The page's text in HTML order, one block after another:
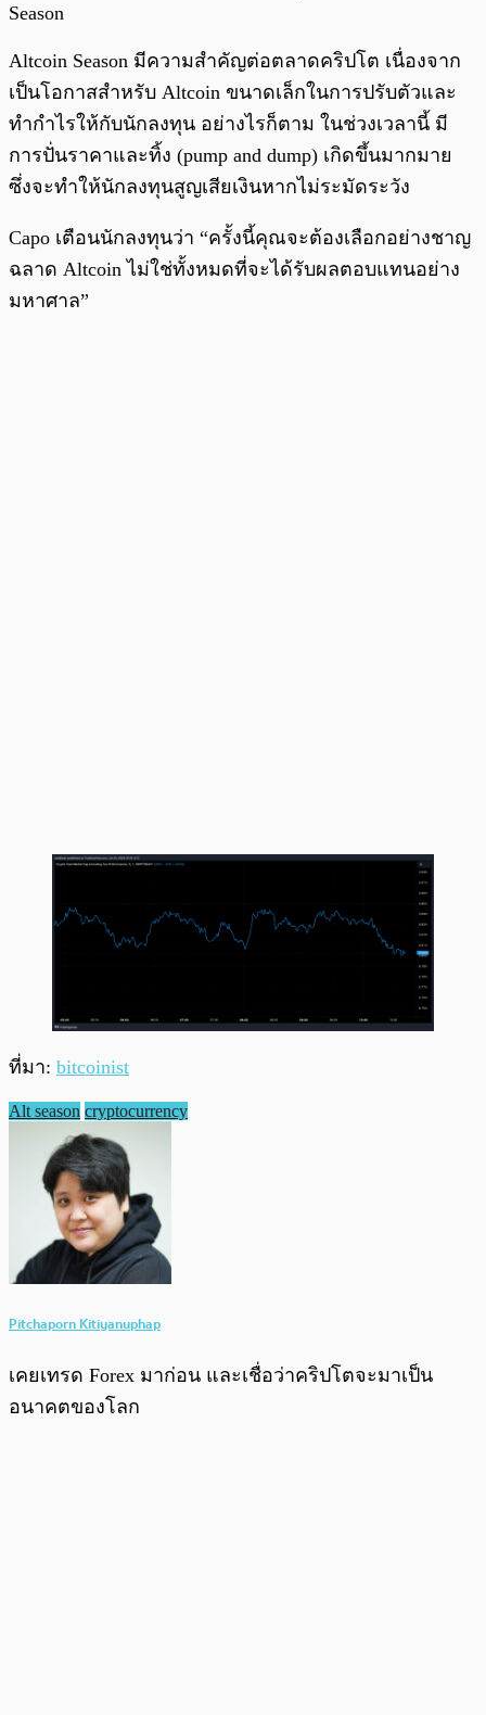
Season
Altcoin Season มีความสำคัญต่อตลาดคริปโต เนื่องจาก
เป็นโอกาสสำหรับ Altcoin ขนาดเล็กในการปรับตัวและ
ทำกำไรให้กับนักลงทุน อย่างไรก็ตาม ในช่วงเวลานี้ มี
การปั่นราคาและทิ้ง (pump and dump) เกิดขึ้นมากมาย
ซึ่งจะทำให้นักลงทุนสูญเสียเงินหากไม่ระมัดระวัง
Capo เตือนนักลงทุนว่า “ครั้งนี้คุณจะต้องเลือกอย่างชาญ
ฉลาด Altcoin ไม่ใช่ทั้งหมดที่จะได้รับผลตอบแทนอย่าง
มหาศาล”
ที่มา: bitcoinist
Alt season cryptocurrency
Pitchaporn Kitiyanuphap
เคยเทรด Forex มาก่อน และเชื่อว่าคริปโตจะมาเป็น
อนาคตของโลก